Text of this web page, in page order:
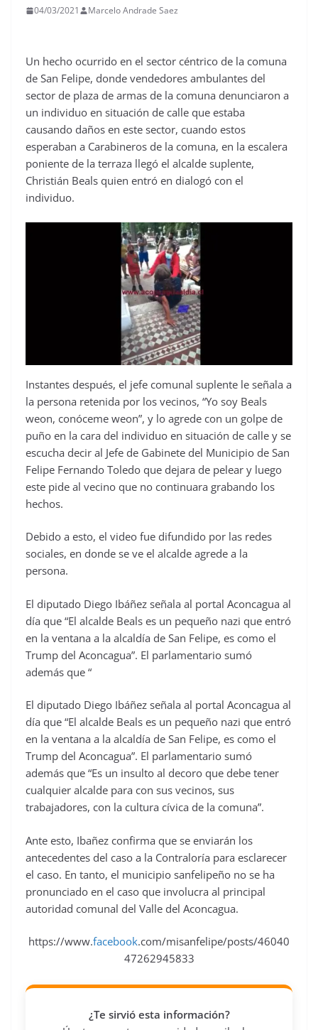
04/03/2021 Marcelo Andrade Saez
Un hecho ocurrido en el sector céntrico de la comuna
de San Felipe, donde vendedores ambulantes del
sector de plaza de armas de la comuna denunciaron a
un individuo en situación de calle que estaba
causando daños en este sector, cuando estos
esperaban a Carabineros de la comuna, en la escalera
poniente de la terraza llegó el alcalde suplente,
Christián Beals quien entró en dialogó con el
individuo.
Instantes después, el jefe comunal suplente le señala a
la persona retenida por los vecinos, “Yo soy Beals
weon, conóceme weon”, y lo agrede con un golpe de
puño en la cara del individuo en situación de calle y se
escucha decir al Jefe de Gabinete del Municipio de San
Felipe Fernando Toledo que dejara de pelear y luego
este pide al vecino que no continuara grabando los
hechos.
Debido a esto, el video fue difundido por las redes
sociales, en donde se ve el alcalde agrede a la
persona.
El diputado Diego Ibáñez señala al portal Aconcagua al
día que “El alcalde Beals es un pequeño nazi que entró
en la ventana a la alcaldía de San Felipe, es como el
Trump del Aconcagua”. El parlamentario sumó
además que “
El diputado Diego Ibáñez señala al portal Aconcagua al
día que “El alcalde Beals es un pequeño nazi que entró
en la ventana a la alcaldía de San Felipe, es como el
Trump del Aconcagua”. El parlamentario sumó
además que “Es un insulto al decoro que debe tener
cualquier alcalde para con sus vecinos, sus
trabajadores, con la cultura cívica de la comuna”.
Ante esto, Ibañez confirma que se enviarán los
antecedentes del caso a la Contraloría para esclarecer
el caso. En tanto, el municipio sanfelipeño no se ha
pronunciado en el caso que involucra al principal
autoridad comunal del Valle del Aconcagua.
https://www.facebook.com/misanfelipe/posts/46040
47262945833
¿Te sirvió esta información?